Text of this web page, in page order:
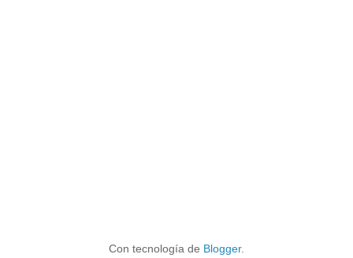
Con tecnología de Blogger.